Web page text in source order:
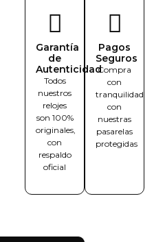
Garantía
de
Autenticidad
Todos
nuestros
relojes
son 100%
originales,
con
respaldo
oficial
Pagos
Seguros
Compra
con
tranquilidad
con
nuestras
pasarelas
protegidas